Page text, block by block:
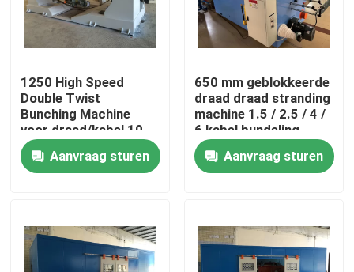
Thuis
Producten
Over ons
1250 High Speed
Double Twist
Bunching Machine
voor draad/kabel 10
16 25 4*2.5
Aanvraag sturen
650 mm geblokkeerde
draad draad stranding
machine 1.5 / 2.5 / 4 /
6 kabel bundeling
machine
Aanvraag sturen